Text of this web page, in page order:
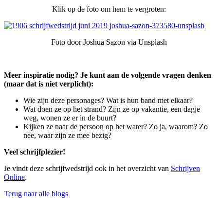
Klik op de foto om hem te vergroten:
Foto door Joshua Sazon via Unsplash
Meer inspiratie nodig? Je kunt aan de volgende vragen denken
(maar dat is niet verplicht):
Wie zijn deze personages? Wat is hun band met elkaar?
Wat doen ze op het strand? Zijn ze op vakantie, een dagje
weg, wonen ze er in de buurt?
Kijken ze naar de persoon op het water? Zo ja, waarom? Zo
nee, waar zijn ze mee bezig?
Veel schrijfplezier!
Je vindt deze schrijfwedstrijd ook in het overzicht van Schrijven
Online.
Terug naar alle blogs